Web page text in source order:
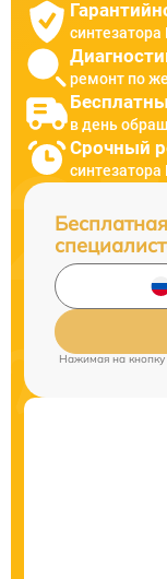
ремонт по
в день
Срочный
Нажимая на